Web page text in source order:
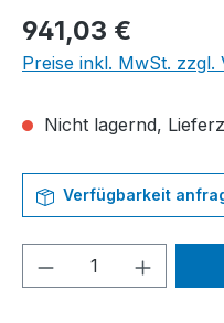
Regulärer Preis:
941,03 €
Preise inkl. MwSt. zzgl.
Nicht lagernd,
Verfügbarkeit
Produkt